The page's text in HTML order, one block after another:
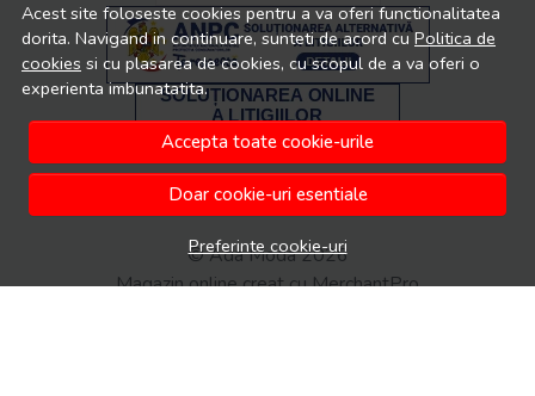
Acest site foloseste cookies pentru a va oferi functionalitatea
dorita. Navigand in continuare, sunteti de acord cuPolitica de
cookies si cu plasarea de cookies, cu scopul de a va oferi o
experienta imbunatatita.
Accepta toate cookie-urile
Doar cookie-uri esentiale
Preferinte cookie-uri
© Ada Moda 2026
Magazin online creat cu MerchantPro